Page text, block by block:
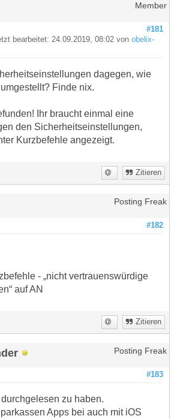
Member
#181
bearbeitet: 24.09.2019, 08:02 vonobelix-
dagegen, wie
Finde nix.
Ihr braucht einmal eine
den Sicherheitseinstellungen,
Kurzbefehle angezeigt.
Zitieren
Posting Freak
#182
- „nicht vertrauenswürdige
auf AN
Zitieren
Posting Freak
#183
zu haben.
Apps bei auch mit iOS